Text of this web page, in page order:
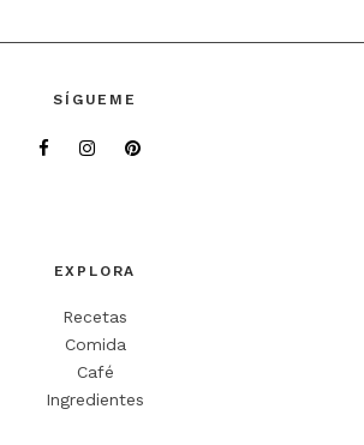
SÍGUEME
EXPLORA
Recetas
Comida
Café
Ingredientes